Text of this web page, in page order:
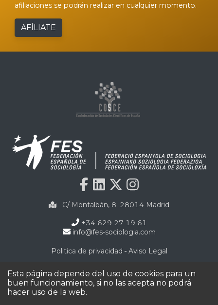
afiliaciones se podrán realizar en cualquier momento.
AFÍLIATE
C/ Montalbán, 8. 28014 Madrid
+34 629 27 19 61
info@fes-sociologia.com
Politica de privacidad - Aviso Legal
©2020 Todos los derechos reservados por FES.
Esta página depende del uso de cookies para un
buen funcionamiento, si no las acepta no podrá
hacer uso de la web.